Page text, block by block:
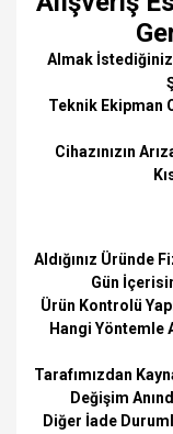
Almak İstediğiniz
Teknik Ekipman
Cihazınızın
Aldığınız Üründe
Gün
Ürün Kontrolü
Hangi Yöntemle
Tarafımızdan
Değişim
Diğer İade